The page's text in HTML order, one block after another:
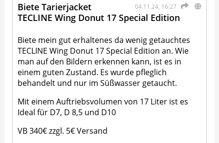
04.11.24, 16:27
Biete Tarierjacket
TECLINE Wing Donut 17 Special Edition
Biete mein gut erhaltenes da wenig getauchtes
TECLINE Wing Donut 17 Special Edition an. Wie
man auf den Bildern erkennen kann, ist es in
einem guten Zustand. Es wurde pfleglich
behandelt und nur im Süßwasser getaucht.
Mit einem Auftriebsvolumen von 17 Liter ist es
Ideal für D7, D 8,5 und D10
VB 340€ zzgl. 5€ Versand